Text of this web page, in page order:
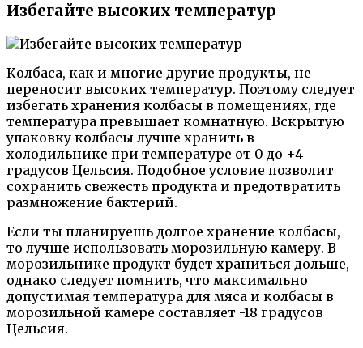
Избегайте высоких температур
Колбаса, как и многие другие продукты, не
переносит высоких температур. Поэтому следует
избегать хранения колбасы в помещениях, где
температура превышает комнатную. Вскрытую
упаковку колбасы лучше хранить в
холодильнике при температуре от 0 до +4
градусов Цельсия. Подобное условие позволит
сохранить свежесть продукта и предотвратить
размножение бактерий.
Если ты планируешь долгое хранение колбасы,
то лучше использовать морозильную камеру. В
морозильнике продукт будет храниться дольше,
однако следует помнить, что максимально
допустимая температура для мяса и колбасы в
морозильной камере составляет -18 градусов
Цельсия.